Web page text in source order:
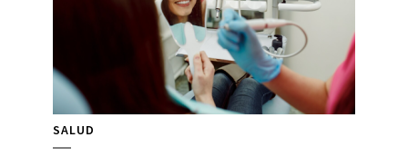
SALUD